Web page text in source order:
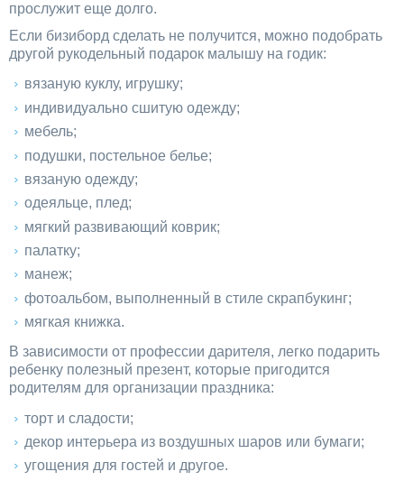
прослужит еще долго.
Если бизиборд сделать не получится, можно подобрать
другой рукодельный подарок малышу на годик:
вязаную куклу, игрушку;
индивидуально сшитую одежду;
мебель;
подушки, постельное белье;
вязаную одежду;
одеяльце, плед;
мягкий развивающий коврик;
палатку;
манеж;
фотоальбом, выполненный в стиле скрапбукинг;
мягкая книжка.
В зависимости от профессии дарителя, легко подарить
ребенку полезный презент, которые пригодится
родителям для организации праздника:
торт и сладости;
декор интерьера из воздушных шаров или бумаги;
угощения для гостей и другое.